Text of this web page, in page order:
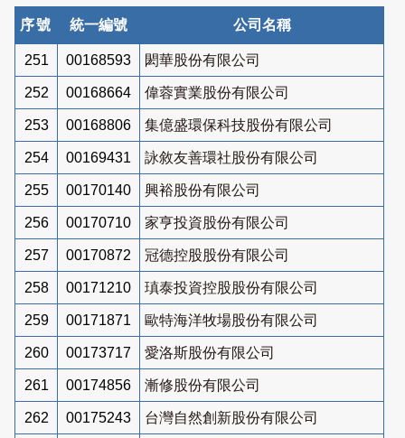
序號 統一編號 公司名稱
251 00168593 閎華股份有限公司
252 00168664 偉蓉實業股份有限公司
253 00168806 集億盛環保科技股份有限公司
254 00169431 詠敘友善環社股份有限公司
255 00170140 興裕股份有限公司
256 00170710 家亨投資股份有限公司
257 00170872 冠德控股股份有限公司
258 00171210 瑱泰投資控股股份有限公司
259 00171871 歐特海洋牧場股份有限公司
260 00173717 愛洛斯股份有限公司
261 00174856 漸修股份有限公司
262 00175243 台灣自然創新股份有限公司